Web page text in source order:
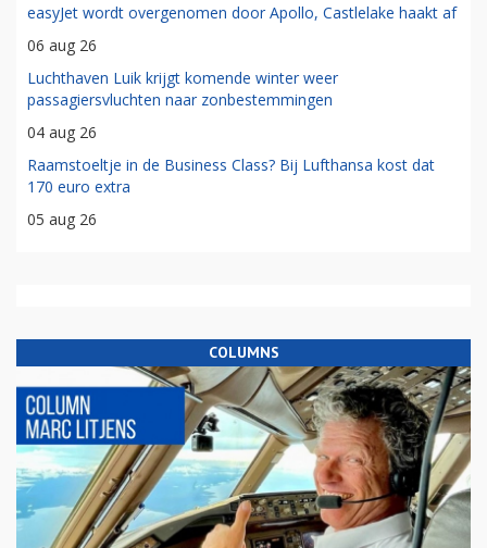
easyJet wordt overgenomen door Apollo, Castlelake haakt af
06 aug 26
Luchthaven Luik krijgt komende winter weer
passagiersvluchten naar zonbestemmingen
04 aug 26
Raamstoeltje in de Business Class? Bij Lufthansa kost dat
170 euro extra
05 aug 26
COLUMNS